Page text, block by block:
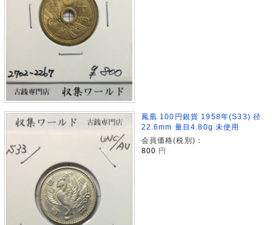
鳳凰 100円銀貨 1958年(S33) 径
22.6mm 量目4.80g 未使用
会員価格(税別)：
800 円